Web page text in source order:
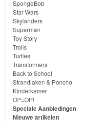
Paw
Patrol
Fireman
Sam
Magische
Eenhoorn
SpongeBob
Star Wars
Skylanders
Superman
Toy Story
Trolls
Turtles
Transformers
Back to School
Strandlaken & Poncho
Kinderkamer
OP=OP!
Speciale Aanbiedingen
Nieuwe artikelen